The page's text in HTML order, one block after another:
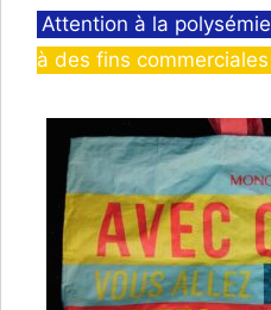
Catégories
Attention à la polysémie
à des fins commerciales